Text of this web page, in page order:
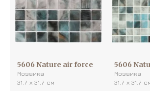
5606 Nature air force
Мозаика
31.7 х 31.7 см
5606
Мозаика
31.7 х 31.7